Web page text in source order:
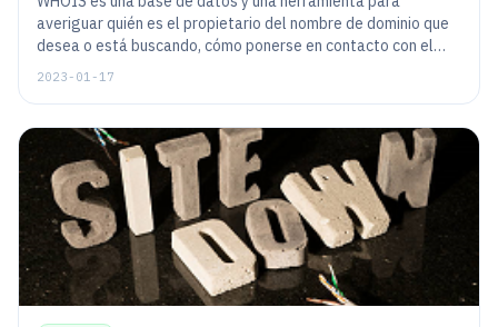
averiguar quién es el propietario del nombre de dominio que
desea o está buscando, cómo ponerse en contacto con el
propietario y cuándo expira la titularidad.
2023-01-17